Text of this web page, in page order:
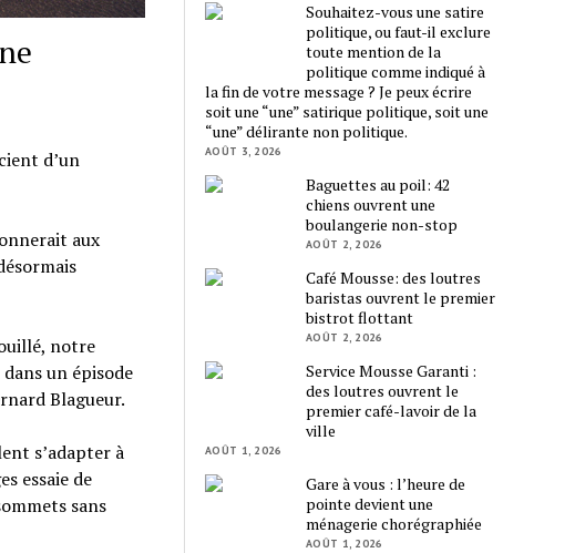
d’un
aux
notre
un épisode
Blagueur.
s’adapter à
essaie de
sans
Souhaitez-vous une satire
politique, ou faut-il exclure
toute mention de la
politique comme indiqué à
la fin de votre message ? Je peux écrire
soit une “une” satirique politique, soit une
“une” délirante non politique.
AOÛT 3, 2026
Baguettes au poil: 42
chiens ouvrent une
boulangerie non-stop
AOÛT 2, 2026
Café Mousse: des loutres
baristas ouvrent le premier
bistrot flottant
AOÛT 2, 2026
Service Mousse Garanti :
des loutres ouvrent le
premier café-lavoir de la
ville
AOÛT 1, 2026
Gare à vous : l’heure de
pointe devient une
ménagerie chorégraphiée
AOÛT 1, 2026